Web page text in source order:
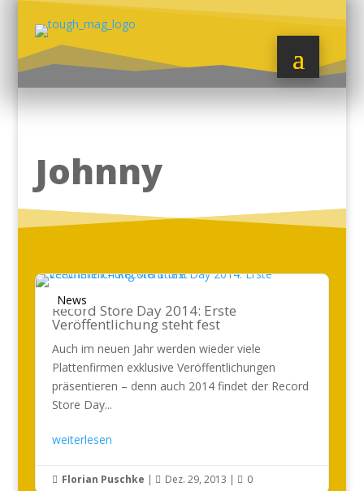
Johnny
News
Record Store Day 2014: Erste
Veröffentlichung steht fest
Auch im neuen Jahr werden wieder viele
Plattenfirmen exklusive Veröffentlichungen
präsentieren – denn auch 2014 findet der Record
Store Day...
weiterlesen
 Florian Puschke |  Dez. 29, 2013 |  0